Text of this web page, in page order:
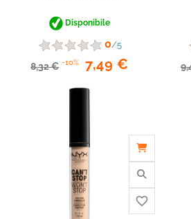
Disponibile
0/5
8,32 € -10% 7,49 €